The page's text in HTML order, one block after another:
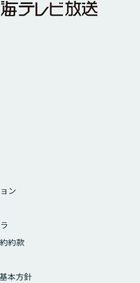
ン
約款
本方針